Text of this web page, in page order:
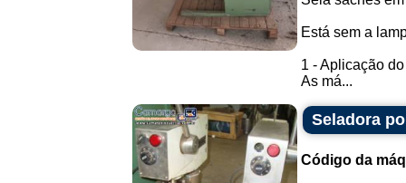
Está sem a
1 - Aplicação
As má...
Seladora
Código da